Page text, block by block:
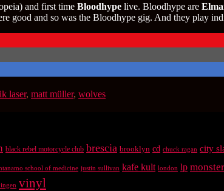
and first time Bloodhype live. Bloodhype are
good and so was the Bloodhype gig. And they play
laser, matt müller, wolves
black rebel motorcycle club brescia brooklyn cd chuck ragan city
school of medicine justin sullivan kafe kult london lp
vinyl